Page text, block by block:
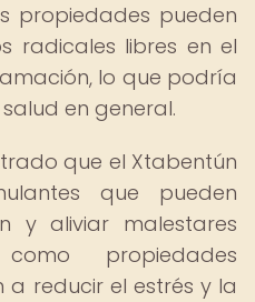
propiedades pueden
radicales libres en el
lo que podría
en general.
que el Xtabentún
que pueden
y aliviar malestares
propiedades
reducir el estrés y la